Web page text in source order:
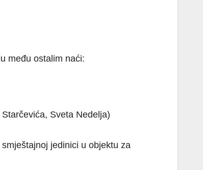
među ostalim naći:
Sveta Nedelja)
jedinici u objektu za